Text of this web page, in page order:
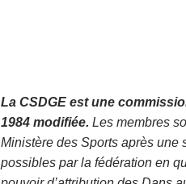
La CSDGE est une
1984 modifiée. Les membres
Ministère des Sports après une
possibles par la fédération en